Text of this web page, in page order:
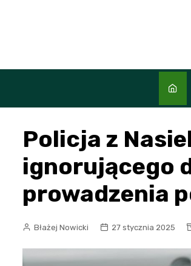
Policja z
ignorującego
prowadzenia
Błażej Nowicki 27 stycznia 2025